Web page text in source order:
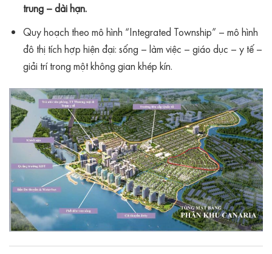
trung – dài hạn.
Quy hoạch theo mô hình “Integrated Township” – mô hình
đô thị tích hợp hiện đại: sống – làm việc – giáo dục – y tế –
giải trí trong một không gian khép kín.